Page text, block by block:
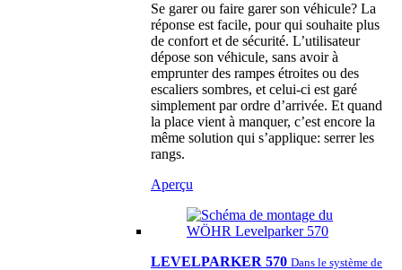
Se garer ou faire garer son véhicule? La
réponse est facile, pour qui souhaite plus
de confort et de sécurité. L’utilisateur
dépose son véhicule, sans avoir à
emprunter des rampes étroites ou des
escaliers sombres, et celui-ci est garé
simplement par ordre d’arrivée. Et quand
la place vient à manquer, c’est encore la
même solution qui s’applique: serrer les
rangs.
Aperçu
LEVELPARKER 570 Dans le système de